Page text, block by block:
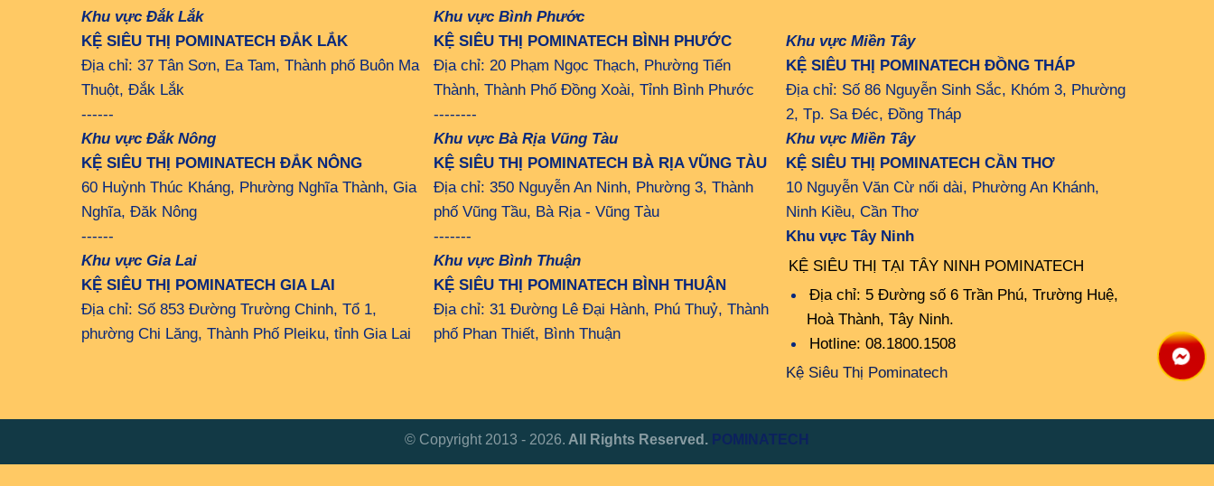
Khu vực Đắk Lắk
KỆ SIÊU THỊ POMINATECH ĐẮK LẮK
Địa chỉ: 37 Tân Sơn, Ea Tam, Thành phố Buôn Ma
Thuột, Đắk Lắk
------
Khu vực Đắk Nông
KỆ SIÊU THỊ POMINATECH ĐẮK NÔNG
60 Huỳnh Thúc Kháng, Phường Nghĩa Thành, Gia
Nghĩa, Đăk Nông
------
Khu vực Gia Lai
KỆ SIÊU THỊ POMINATECH GIA LAI
Địa chỉ: Số 853 Đường Trường Chinh, Tổ 1,
phường Chi Lăng, Thành Phố Pleiku, tỉnh Gia Lai
Khu vực Bình Phước
KỆ SIÊU THỊ POMINATECH BÌNH PHƯỚC
Địa chỉ: 20 Phạm Ngọc Thạch, Phường Tiến
Thành, Thành Phố Đồng Xoài, Tỉnh Bình Phước
--------
Khu vực Bà Rịa Vũng Tàu
KỆ SIÊU THỊ POMINATECH BÀ RỊA VŨNG TÀU
Địa chỉ: 350 Nguyễn An Ninh, Phường 3, Thành
phố Vũng Tầu, Bà Rịa - Vũng Tàu
-------
Khu vực Bình Thuận
KỆ SIÊU THỊ POMINATECH BÌNH THUẬN
Địa chỉ: 31 Đường Lê Đại Hành, Phú Thuỷ, Thành
phố Phan Thiết, Bình Thuận
Khu vực Miền Tây
KỆ SIÊU THỊ POMINATECH ĐỒNG THÁP
Địa chỉ: Số 86 Nguyễn Sinh Sắc, Khóm 3, Phường
2, Tp. Sa Đéc, Đồng Tháp
Khu vực Miền Tây
KỆ SIÊU THỊ POMINATECH CẦN THƠ
10 Nguyễn Văn Cừ nối dài, Phường An Khánh,
Ninh Kiều, Cần Thơ
Khu vực Tây Ninh
KỆ SIÊU THỊ TẠI TÂY NINH POMINATECH
Địa chỉ: 5 Đường số 6 Trần Phú, Trường Huệ,
Hoà Thành, Tây Ninh.
Hotline: 08.1800.1508
Kệ Siêu Thị Pominatech
© Copyright 2013 - 2026. All Rights Reserved. POMINATECH